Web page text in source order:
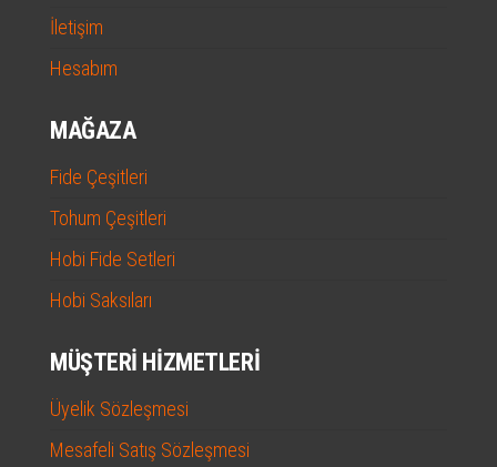
İletişim
Hesabım
MAĞAZA
Fide Çeşitleri
Tohum Çeşitleri
Hobi Fide Setleri
Hobi Saksıları
MÜŞTERI HIZMETLERI
Üyelik Sözleşmesi
Mesafeli Satış Sözleşmesi